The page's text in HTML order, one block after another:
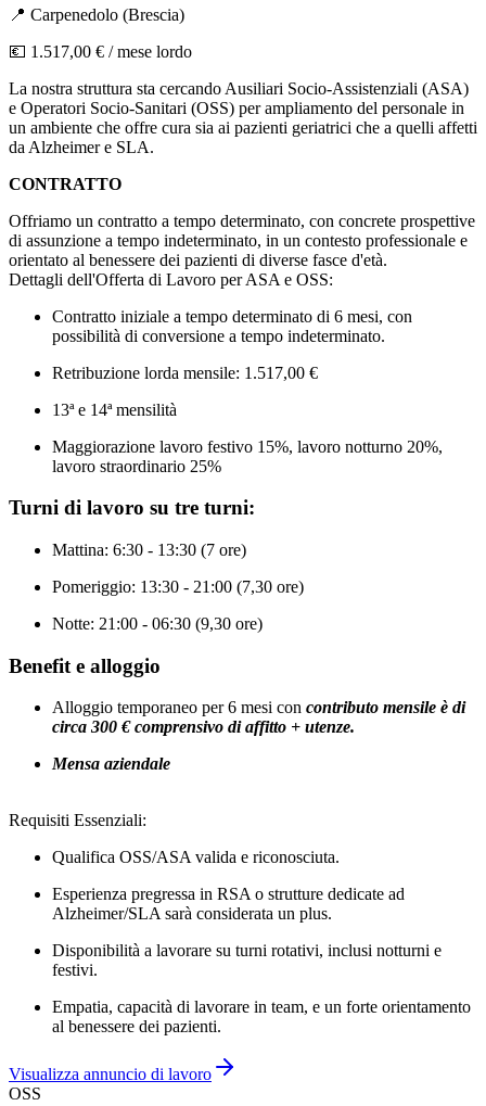
📍 Carpenedolo (Brescia)
💶 1.517,00 € / mese lordo
La nostra struttura sta cercando Ausiliari Socio-Assistenziali (ASA)
e Operatori Socio-Sanitari (OSS) per ampliamento del personale in
un ambiente che offre cura sia ai pazienti geriatrici che a quelli affetti
da Alzheimer e SLA.
CONTRATTO
Offriamo un contratto a tempo determinato, con concrete prospettive
di assunzione a tempo indeterminato, in un contesto professionale e
orientato al benessere dei pazienti di diverse fasce d'età.
Dettagli dell'Offerta di Lavoro per ASA e OSS:
Contratto iniziale a tempo determinato di 6 mesi, con
possibilità di conversione a tempo indeterminato.
Retribuzione lorda mensile: 1.517,00 €
13ª e 14ª mensilità
Maggiorazione lavoro festivo 15%, lavoro notturno 20%,
lavoro straordinario 25%
Turni di lavoro su tre turni:
Mattina: 6:30 - 13:30 (7 ore)
Pomeriggio: 13:30 - 21:00 (7,30 ore)
Notte: 21:00 - 06:30 (9,30 ore)
Benefit e alloggio
Alloggio temporaneo per 6 mesi con contributo mensile è di
circa 300 € comprensivo di affitto + utenze.
Mensa aziendale
Requisiti Essenziali:
Qualifica OSS/ASA valida e riconosciuta.
Esperienza pregressa in RSA o strutture dedicate ad
Alzheimer/SLA sarà considerata un plus.
Disponibilità a lavorare su turni rotativi, inclusi notturni e
festivi.
Empatia, capacità di lavorare in team, e un forte orientamento
al benessere dei pazienti.
Visualizza annuncio di lavoro
OSS